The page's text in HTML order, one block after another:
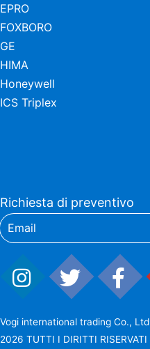
EPRO
FOXBORO
GE
HIMA
Honeywell
ICS Triplex
Richiesta di preventivo
Vogi international trading Co., Ltd
2026 TUTTI I DIRITTI RISERVATI